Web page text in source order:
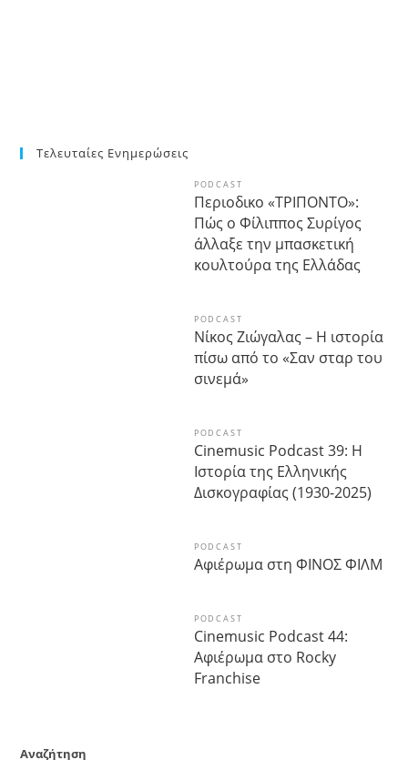
Τελευταίες Ενημερώσεις
PODCAST
Περιοδικο «ΤΡΙΠΟΝΤΟ»:
Πώς ο Φίλιππος Συρίγος
άλλαξε την μπασκετική
κουλτούρα της Ελλάδας
PODCAST
Νίκος Ζιώγαλας – Η ιστορία
πίσω από το «Σαν σταρ του
σινεμά»
PODCAST
Cinemusic Podcast 39: Η
Ιστορία της Ελληνικής
Δισκογραφίας (1930-2025)
PODCAST
Αφιέρωμα στη ΦΙΝΟΣ ΦΙΛΜ
PODCAST
Cinemusic Podcast 44:
Αφιέρωμα στο Rocky
Franchise
Αναζήτηση